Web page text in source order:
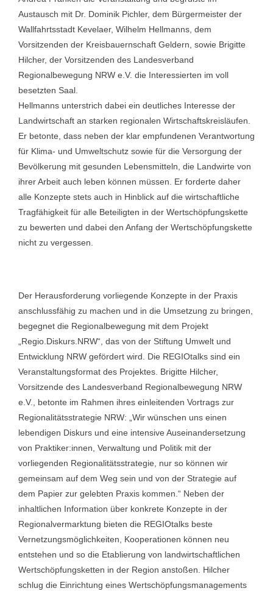
Austausch mit Dr. Dominik Pichler, dem Bürgermeister der
Wallfahrtsstadt Kevelaer, Wilhelm Hellmanns, dem
Vorsitzenden der Kreisbauernschaft Geldern, sowie Brigitte
Hilcher, der Vorsitzenden des Landesverband
Regionalbewegung NRW e.V. die Interessierten im voll
besetzten Saal.
Hellmanns unterstrich dabei ein deutliches Interesse der
Landwirtschaft an starken regionalen Wirtschaftskreisläufen.
Er betonte, dass neben der klar empfundenen Verantwortung
für Klima- und Umweltschutz sowie für die Versorgung der
Bevölkerung mit gesunden Lebensmitteln, die Landwirte von
ihrer Arbeit auch leben können müssen. Er forderte daher
alle Konzepte stets auch in Hinblick auf die wirtschaftliche
Tragfähigkeit für alle Beteiligten in der Wertschöpfungskette
zu bewerten und dabei den Anfang der Wertschöpfungskette
nicht zu vergessen.
Der Herausforderung vorliegende Konzepte in der Praxis
anschlussfähig zu machen und in die Umsetzung zu bringen,
begegnet die Regionalbewegung mit dem Projekt
„Regio.Diskurs.NRW“, das von der Stiftung Umwelt und
Entwicklung NRW gefördert wird. Die REGIOtalks sind ein
Veranstaltungsformat des Projektes. Brigitte Hilcher,
Vorsitzende des Landesverband Regionalbewegung NRW
e.V., betonte im Rahmen ihres einleitenden Vortrags zur
Regionalitätsstrategie NRW: „Wir wünschen uns einen
lebendigen Diskurs und eine intensive Auseinandersetzung
von Praktiker:innen, Verwaltung und Politik mit der
vorliegenden Regionalitätsstrategie, nur so können wir
gemeinsam auf dem Weg sein und von der Strategie auf
dem Papier zur gelebten Praxis kommen.“ Neben der
inhaltlichen Information über konkrete Konzepte in der
Regionalvermarktung bieten die REGIOtalks beste
Vernetzungsmöglichkeiten, Kooperationen können neu
entstehen und so die Etablierung von landwirtschaftlichen
Wertschöpfungsketten in der Region anstoßen. Hilcher
schlug die Einrichtung eines Wertschöpfungsmanagements